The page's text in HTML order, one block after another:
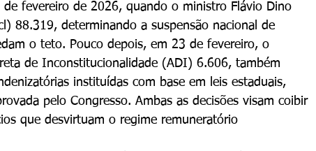
fevereiro de 2026, quando o ministro Flávio Dino
88.319, determinando a suspensão nacional de
o teto. Pouco depois, em 23 de fevereiro, o
de Inconstitucionalidade (ADI) 6.606, também
instituídas com base em leis estaduais,
pelo Congresso. Ambas as decisões visam coibir
que desvirtuam o regime remuneratório